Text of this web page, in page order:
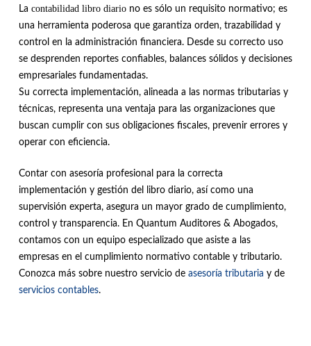
La contabilidad libro diariono es sólo un requisito normativo; es
una herramienta poderosa que garantiza orden, trazabilidad y
control en la administración financiera. Desde su correcto uso
se desprenden reportes confiables, balances sólidos y decisiones
empresariales fundamentadas.
Su correcta implementación, alineada a las normas tributarias y
técnicas, representa una ventaja para las organizaciones que
buscan cumplir con sus obligaciones fiscales, prevenir errores y
operar con eficiencia.
Contar con asesoría profesional para la correcta
implementación y gestión del libro diario, así como una
supervisión experta, asegura un mayor grado de cumplimiento,
control y transparencia. En Quantum Auditores & Abogados,
contamos con un equipo especializado que asiste a las
empresas en el cumplimiento normativo contable y tributario.
Conozca más sobre nuestro servicio de asesoría tributaria y de
servicios contables.